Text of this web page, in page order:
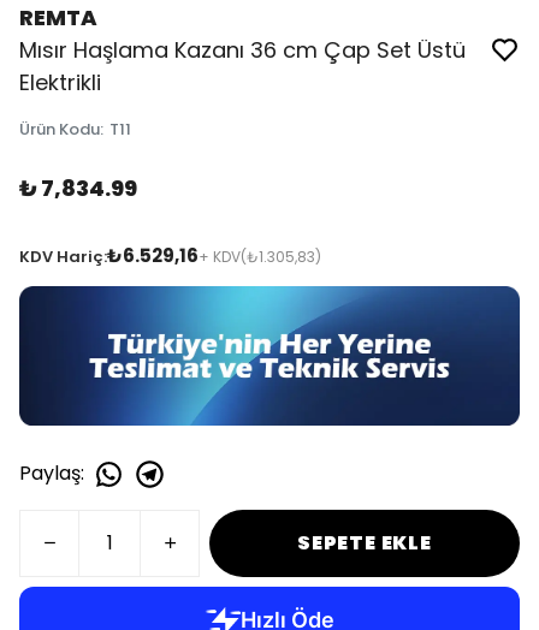
REMTA
Mısır Haşlama Kazanı 36 cm Çap Set Üstü
Elektrikli
Ürün Kodu: T11
₺ 7,834.99
KDV Hariç:₺6.529,16+ KDV(₺1.305,83)
Paylaş:
SEPETE EKLE